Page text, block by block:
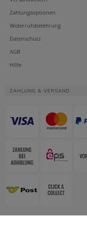
Zahlungsoptionen
Widerrufsbelehrung
Datenschutz
AGB
Hilfe
ZAHLUNG & VERSAND